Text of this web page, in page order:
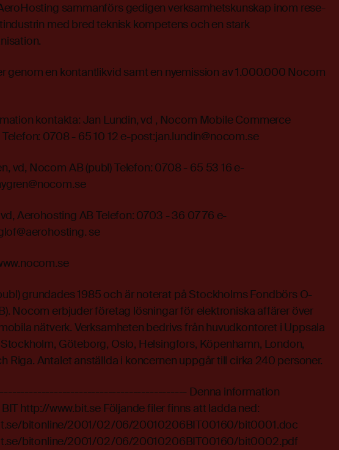
sammanförs gedigen verksamhetskunskap inom rese-
med bred teknisk kompetens och en stark
genom en kontantlikvid samt en nyemission av 1.000.000 Nocom
kontakta: Jan Lundin, vd , Nocom Mobile Commerce
0708 - 65 10 12 e-post:jan.lundin@nocom.se
vd, Nocom AB (publ) Telefon: 0708 - 65 53 16 e-
Aerohosting AB Telefon: 0703 - 36 07 76 e-
se
grundades 1985 och är noterat på Stockholms Fondbörs O-
Nocom erbjuder företag lösningar för elektroniska affärer över
nätverk. Verksamheten bedrivs från huvudkontoret i Uppsala
Göteborg, Oslo, Helsingfors, Köpenhamn, London,
Riga. Antalet anställda i koncernen uppgår till cirka 240 personer.
Denna information
http://www.bit.se Följande filer finns att ladda ned:
bitonline/2001/02/06/20010206BIT00160/bit0001.doc
bitonline/2001/02/06/20010206BIT00160/bit0002.pdf